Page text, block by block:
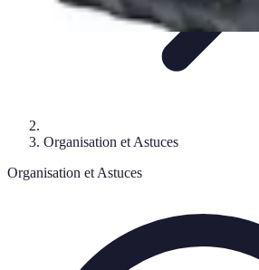
Organisation et Astuces
Organisation et Astuces